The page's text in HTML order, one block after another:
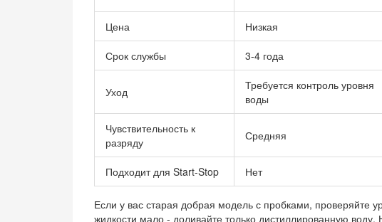
Цена Низкая
Срок службы 3-4 года
Уход
Требуется контроль уровня
воды
Чувствительность к
разряду
Средняя
Подходит для Start-Stop Нет
Если у вас старая добрая модель с пробками, проверяйте
жидкости мало - доливайте только дистиллированную воду.